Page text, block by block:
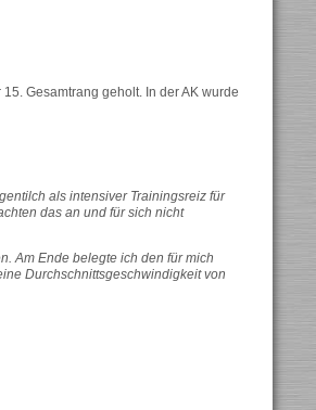
Gesamtrang geholt. In der AK wurde
als intensiver Trainingsreiz für
das an und für sich nicht
Am Ende belegte ich den für mich
Durchschnittsgeschwindigkeit von